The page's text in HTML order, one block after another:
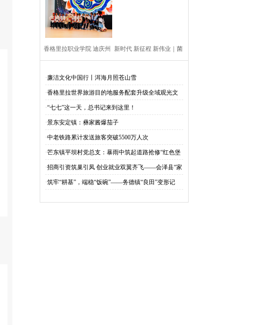
雪山捕获清晰影像
香格里拉职业学院 迪庆州
校园文化艺术节活动举行
新时代 新征程 新伟业｜菌
迪庆州松茸产业发展综述
·廉洁文化中国行丨洱海月照苍山雪
·香格里拉世界旅游目的地服务配套升级全域观光文
旅项目（ 一期 ）开工
·“七七”这一天，总书记来到这里！
·景东安定镇：彝家酱爆茄子
·中老铁路累计发送旅客突破5500万人次
·芒东镇平坝村党总支：暴雨中筑起道路抢修“红色堡
垒”
·招商引资筑巢引凤 创业就业双翼齐飞——会泽县“家
门口”的就业“黄金岗”让幸福不再“远行”
·筑牢“耕基”，端稳“饭碗”——务德镇“良田”变形记